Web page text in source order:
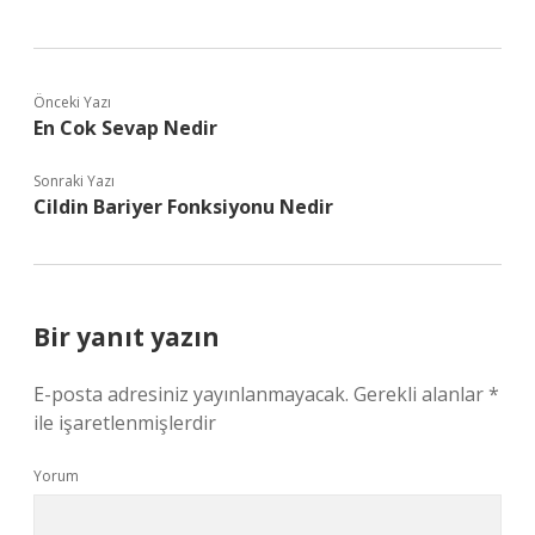
Önceki Yazı
En Cok Sevap Nedir
Sonraki Yazı
Cildin Bariyer Fonksiyonu Nedir
Bir yanıt yazın
E-posta adresiniz yayınlanmayacak. Gerekli alanlar*
ile işaretlenmişlerdir
Yorum